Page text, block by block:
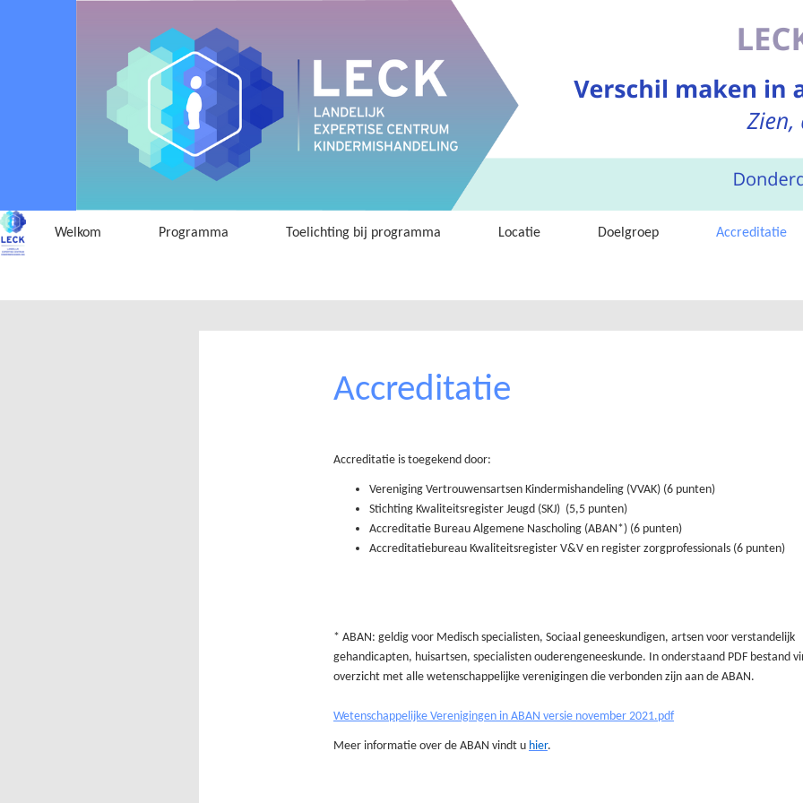
Welkom Programma Toelichting bij programma Locatie Doelgroep Accreditatie
Accreditatie
Accreditatie is toegekend door:
Vereniging Vertrouwensartsen Kindermishandeling (VVAK) (6 punten)
Stichting Kwaliteitsregister Jeugd (SKJ) (5,5 punten)
Accreditatie Bureau Algemene Nascholing (ABAN*) (6 punten)
Accreditatiebureau Kwaliteitsregister V&V en register zorgprofessionals (6 punten)
* ABAN: geldig voor Medisch specialisten, Sociaal geneeskundigen, artsen voor verstandelijk
gehandicapten, huisartsen, specialisten ouderengeneeskunde. In onderstaand PDF bestand
overzicht met alle wetenschappelijke verenigingen die verbonden zijn aan de ABAN.
Wetenschappelijke Verenigingen in ABAN versie november 2021.pdf
Meer informatie over de ABAN vindt u hier.